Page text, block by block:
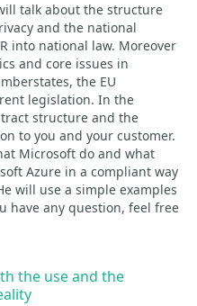
talk about the structure
and the national
into national law. Moreover
and core issues in
the EU
legislation. In the
structure and the
to you and your customer.
Microsoft do and what
Azure in a compliant way
will use a simple examples
have any question, feel free
the use and the